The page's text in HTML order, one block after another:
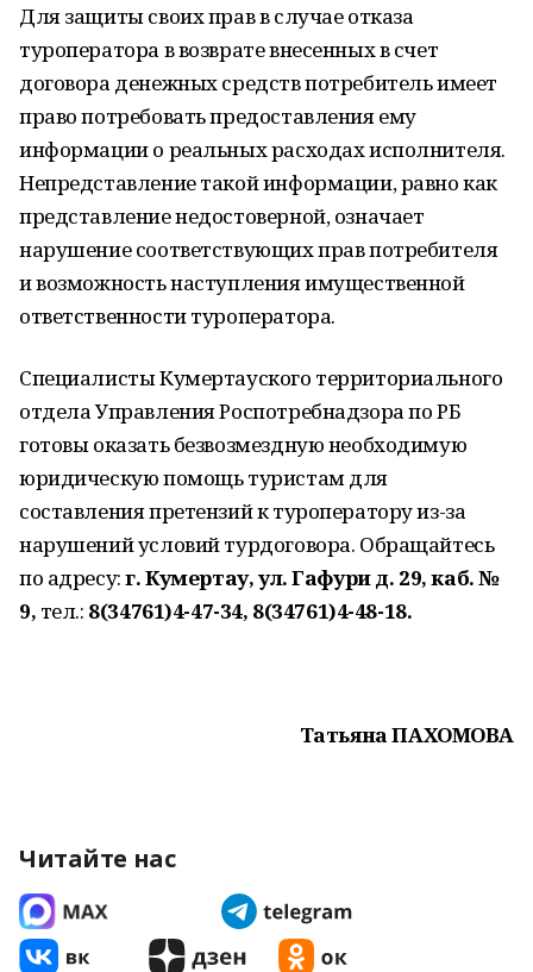
Для защиты своих прав в случае отказа
туроператора в возврате внесенных в счет
договора денежных средств потребитель имеет
право потребовать предоставления ему
информации о реальных расходах исполнителя.
Непредставление такой информации, равно как
представление недостоверной, означает
нарушение соответствующих прав потребителя
и возможность наступления имущественной
ответственности туроператора.
Специалисты Кумертауского территориального
отдела Управления Роспотребнадзора по РБ
готовы оказать безвозмездную необходимую
юридическую помощь туристам для
составления претензий к туроператору из-за
нарушений условий турдоговора. Обращайтесь
по адресу:г. Кумертау, ул. Гафури д. 29, каб. №
9, тел.: 8(34761)4-47-34, 8(34761)4-48-18.
Татьяна ПАХОМОВА
Читайте нас